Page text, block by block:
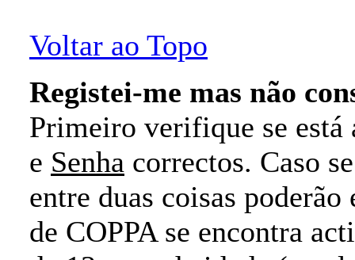
Voltar ao Topo
Registei-me mas não
Primeiro verifique se está
e Senha correctos. Caso
entre duas coisas
de COPPA se encontra